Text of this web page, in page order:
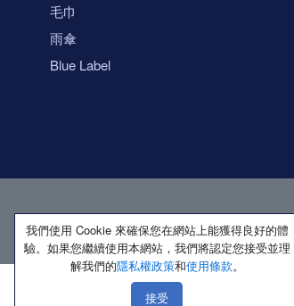
毛巾
雨傘
Blue Label
著作權所有 保留一切權利
我們使用 Cookie 來確保您在網站上能獲得良好的體
驗。如果您繼續使用本網站，我們將認定您接受並理
解我們的隱私權政策和使用條款。
接受